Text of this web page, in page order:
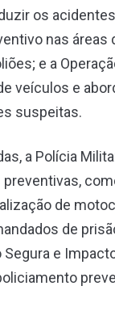
os
nas áreas
e a
veículos e
suspeitas.
a Polícia
de
de
e